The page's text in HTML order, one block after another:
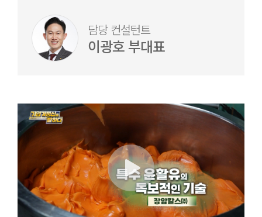
담당 컨설턴트
이광호 부대표